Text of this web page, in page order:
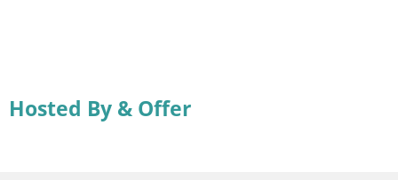
Hosted By & Offer